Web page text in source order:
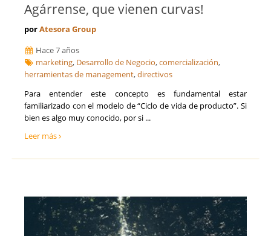
Agárrense, que vienen curvas!
porAtesora Group
Hace 7 años
marketing, Desarrollo de Negocio,comercialización,
herramientas de management,directivos
Para entender este concepto es fundamental estar
familiarizado con el modelo de “Ciclo de vida de producto”. Si
bien es algo muy conocido, por si ...
Leer más